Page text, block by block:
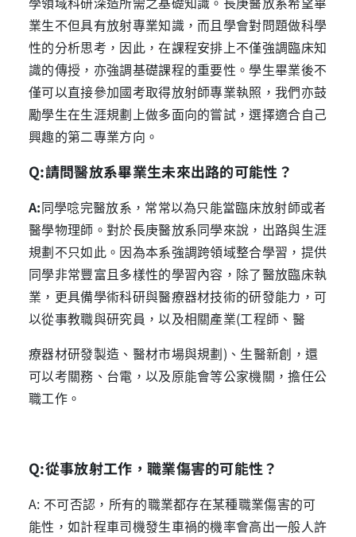
業生不但具有放射專業知識，而且學會對問題做科學
性的分析思考，因此，在課程安排上不僅強調臨床知
識的傳授，亦強調基礎課程的重要性。學生畢業後不
僅可以直接參加國考取得放射師專業執照，我們亦鼓
勵學生在生涯規劃上做多面向的嘗試，選擇適合自己
興趣的第二專業方向。
Q:請問醫放系畢業生未來出路的可能性？
A:同學唸完醫放系，常常以為只能當臨床放射師或者
醫學物理師。對於長庚醫放系同學來說，出路與生涯
規劃不只如此。因為本系強調跨領域整合學習，提供
同學非常豐富且多樣性的學習內容，除了醫放臨床執
業，更具備學術科研與醫療器材技術的研發能力，可
以從事教職與研究員，以及相關產業(工程師、醫
療器材研發製造、醫材市場與規劃) 、生醫新創，還
可以考關務、台電，以及原能會等公家機關，擔任公
職工作。
Q:從事放射工作，職業傷害的可能性？
A: 不可否認，所有的職業都存在某種職業傷害的可
能性，如計程車司機發生車禍的機率會高出一般人許